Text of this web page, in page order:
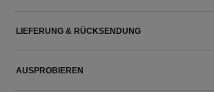
LIEFERUNG & RÜCKSENDUNG
AUSPROBIEREN